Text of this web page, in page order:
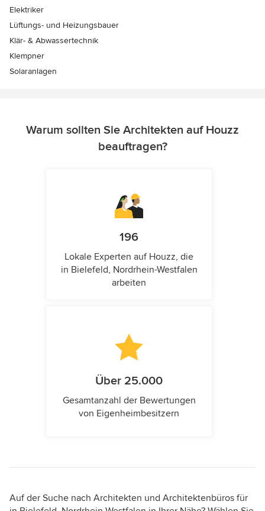
Elektriker
Lüftungs- und Heizungsbauer
Klär- & Abwassertechnik
Klempner
Solaranlagen
Warum sollten Sie Architekten auf Houzz
beauftragen?
196
Lokale Experten auf Houzz, die
in Bielefeld, Nordrhein-Westfalen
arbeiten
Über 25.000
Gesamtanzahl der Bewertungen
von Eigenheimbesitzern
Auf der Suche nach Architekten und Architektenbüros für